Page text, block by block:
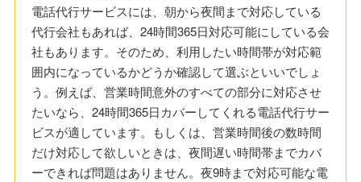
電話代行サービスには、朝から夜間まで対応している
代行会社もあれば、24時間365日対応可能にしている会
社もあります。そのため、利用したい時間帯が対応範
囲内になっているかどうか確認して選ぶといいでしょ
う。例えば、営業時間意外のすべての部分に対応させ
たいなら、24時間365日カバーしてくれる電話代行サー
ビスが適しています。もしくは、営業時間後の数時間
だけ対応して欲しいときは、夜間遅い時間帯までカバ
ーできれば問題はありません。夜9時まで対応可能な電